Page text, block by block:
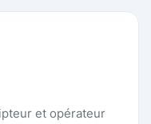
et opérateur